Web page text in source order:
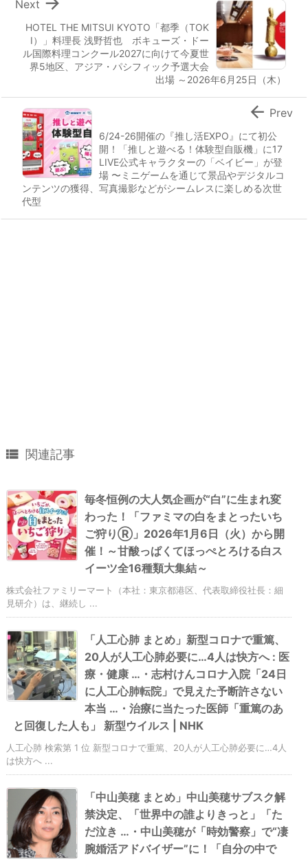
HOTEL THE MITSUI KYOTO「都季（TOK
I）」料理長 浅野哲也 ボキューズ・ドー
ル国際料理コンクール2027に向けて今夏世
界5地区、アジア・パシフィック予選大会
出場 ～2026年6月25日（木）
Next
6/24-26開催の『推し活EXPO』にて初公
開！「推しと遊べる！体験型自販機」に17
LIVE公式キャラクターの「ベイビー」が登
場 〜ミニゲームを通じて景品やデジタルコ
ンテンツの獲得、写真撮影などがシームレスに楽しめる次世
代型
 Prev
 関連記事
毎冬恒例の大人気企画が“白”に生まれ変
わった！「ファミマの白をまとったいち
ご狩りⓇ」2026年1月6日（火）から開
催！～甘酸っぱくてほっぺとろける白ス
イーツ全16種類大集結～
株式会社ファミリーマート（本社：東京都港区、代表取締役社長：細
見研介）は、継続し ...
「人工心肺 まとめ」新型コロナで重篤、
20人が人工心肺必要に…4人は快方へ : 医
療・健康 …・志村けんコロナ入院「24日
に人工心肺転院」で見えた予断許さない
本当 …・治療に当たった医師「重篤のあ
と回復した人も」 新型ウイルス | NHK
人工心肺 検索第 1 位 新型コロナで重篤、20人が人工心肺必要に…4人
は快方へ ...
「中山美穂 まとめ」中山美穂サブスク解
禁決定、「世界中の誰よりきっと」「た
だ泣き …・中山美穂が「時効警察」で“凄
腕婚活アドバイザー”に！「自分の中で